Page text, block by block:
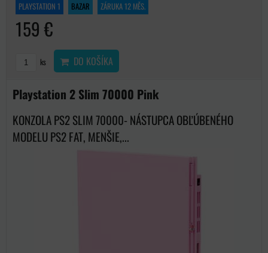
PLAYSTATION 1 BAZAR ZÁRUKA 12 MĚS.
159 €
ks DO KOŠÍKA
Playstation 2 Slim 70000 Pink
KONZOLA PS2 SLIM 70000- NÁSTUPCA OBĽÚBENÉHO
MODELU PS2 FAT, MENŠIE,...